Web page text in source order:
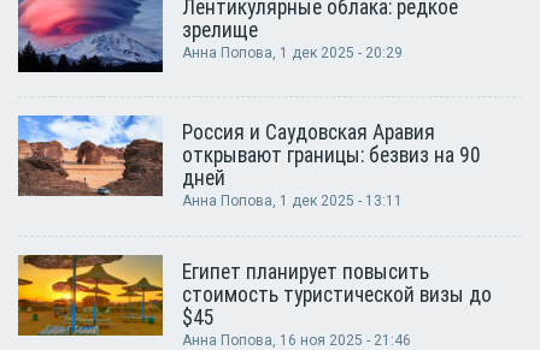
Лентикулярные облака: редкое
зрелище
Анна Попова, 1 дек 2025 - 20:29
Россия и Саудовская Аравия
открывают границы: безвиз на 90
дней
Анна Попова, 1 дек 2025 - 13:11
Египет планирует повысить
стоимость туристической визы до
$45
Анна Попова, 16 ноя 2025 - 21:46